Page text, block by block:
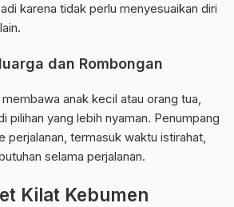
karena tidak perlu menyesuaikan diri
dan Rombongan
anak kecil atau orang tua,
pilihan yang lebih nyaman. Penumpang
perjalanan, termasuk waktu istirahat,
selama perjalanan.
Kilat Kebumen